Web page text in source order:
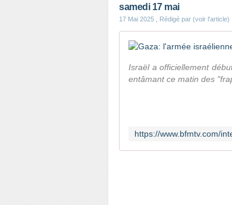
samedi 17 mai
17 Mai 2025 , Rédigé par (voir l'article)
Israël a officiellement
entâmant ce matin des